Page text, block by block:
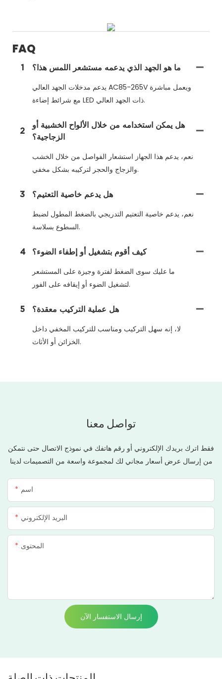
FAQ
1 ما هو الجهد الذي يدعمه مستشعر اللمس هذا؟
يدعم مدخلات الجهد العالي AC85-265V ويعمل مباشرة
مع شرائط إضاءة LED ذات الجهد العالي.
2
هل يمكن استخدامه من خلال الألواح الخشبية أو
الزجاجية؟
نعم، يدعم هذا الجهاز استشعار الفواصل من خلال الخشب
والزجاج والحجر لتركيبه بشكل مخفي.
3 هل يدعم خاصية التعتيم؟
نعم، يدعم خاصية التعتيم التدريجي بالضغط المطول لضبط
السطوع بسلاسة.
4 كيف أقوم بتشغيل أو إطفاء الضوء؟
ما عليك سوى الضغط لفترة وجيزة على المستشعر
لتشغيل الضوء أو إيقافه على الفور.
5 هل عملية التركيب معقدة؟
لا، إنه سهل التركيب ومناسب للتركيب المخفي داخل
الخزائن أو الأثاث.
تواصل معنا
فقط اترك بريدك الإلكتروني أو رقم هاتفك في نموذج الاتصال حتى نتمكن
من إرسال عرض أسعار مجاني لك لمجموعة واسعة من التصميمات لدينا
اسم
البريد الإلكتروني
المحتوى
إرسال الاستفسار الآن